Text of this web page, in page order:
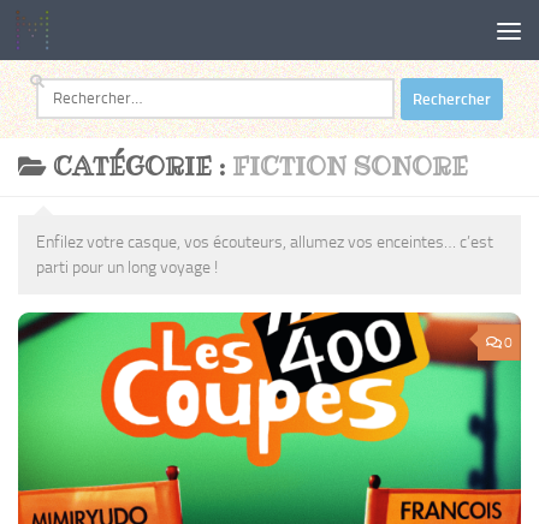
Au dessous du contenu
Rechercher :
CATÉGORIE : FICTION SONORE
Enfilez votre casque, vos écouteurs, allumez vos enceintes… c’est
parti pour un long voyage !
0